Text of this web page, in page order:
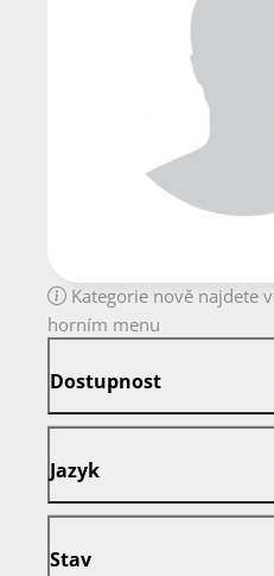
Kategorie nově najdete v
horním menu
Dostupnost
Jazyk
Stav